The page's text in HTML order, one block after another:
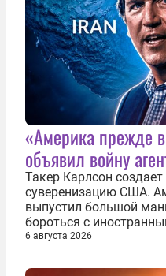
«Америка прежде
объявил войну
Такер Карлсон
суверенизацию США.
выпустил большой
бороться с
первую очередь имея
прекратить
репарации Ирану,
6 августа 2026